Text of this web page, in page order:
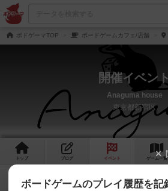
ボドゲーマTOP ボードゲームカフェ/店舗
開催イベント
Anaguma house
東京都新宿区
トップ ブログ イベント ゲーム一覧
近日開催予定のイベント
ボードゲームのプレイ履歴を記